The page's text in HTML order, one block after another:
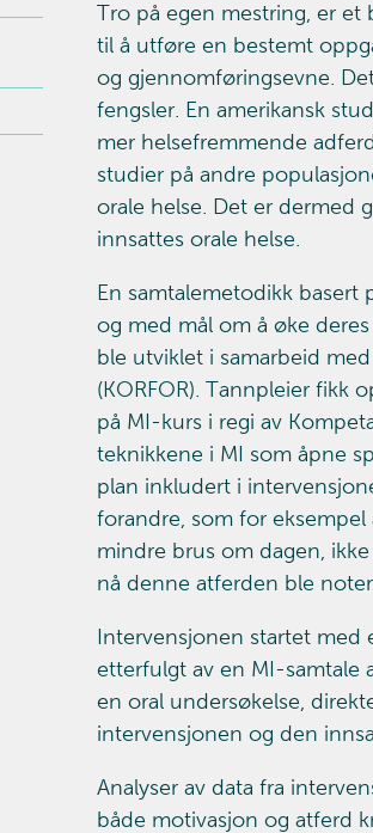
Tro på egen mestring, er et
til å utføre en bestemt
og gjennomføringsevne.
fengsler. En amerikansk
mer helsefremmende
studier på andre
orale helse. Det er dermed
innsattes orale helse.
En samtalemetodikk
og med mål om å øke
ble utviklet i samarbeid
(KORFOR). Tannpleier fikk
på MI-kurs i regi av
teknikkene i MI som åpne
plan inkludert i
forandre, som for
mindre brus om dagen,
nå denne atferden ble
Intervensjonen startet
etterfulgt av en MI-samtale
en oral undersøkelse,
intervensjonen og den
Analyser av data fra
både motivasjon og atferd